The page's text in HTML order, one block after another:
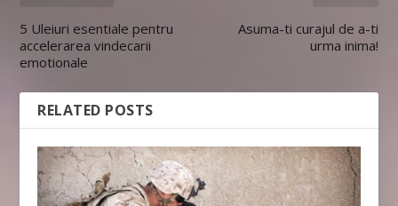
5 Uleiuri esentiale pentru
accelerarea vindecarii
emotionale
Asuma-ti curajul de a-ti
urma inima!
RELATED POSTS